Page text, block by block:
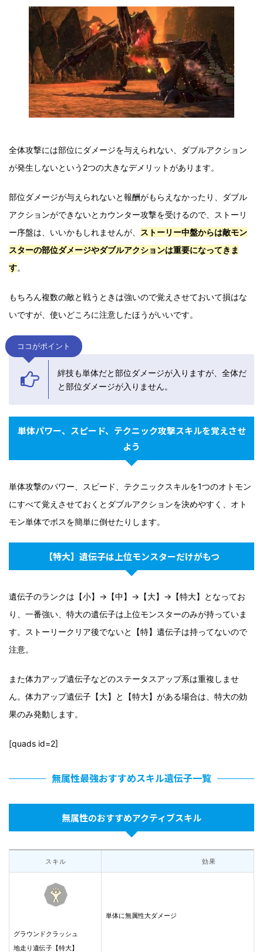
全体攻撃には部位にダメージを与えられない、ダブルアクション
が発生しないという2つの大きなデメリットがあります。
部位ダメージが与えられないと報酬がもらえなかったり、ダブル
アクションができないとカウンター攻撃を受けるので、ストーリ
ー序盤は、いいかもしれませんが、
ストーリー中盤からは敵モン
スターの部位ダメージやダブルアクションは重要になってきま
す。
もちろん複数の敵と戦うときは強いので覚えさせておいて損はな
いですが、使いどころに注意したほうがいいです。
ココがポイント
絆技も単体だと部位ダメージが入りますが、全体だ
と部位ダメージが入りません。
単体パワー、スピード、テクニック攻撃スキルを覚えさせ
よう
単体攻撃のパワー、スピード、テクニックスキルを1つのオトモン
にすべて覚えさせておくとダブルアクションを決めやすく、オト
モン単体でボスを簡単に倒せたりします。
【特大】遺伝子は上位モンスターだけがもつ
遺伝子のランクは【小】→【中】→【大】→【特大】となってお
り、一番強い、特大の遺伝子は上位モンスターのみが持っていま
す。ストーリークリア後でないと【特】遺伝子は持ってないので
注意。
また体力アップ遺伝子などのステータスアップ系は重複しませ
ん。体力アップ遺伝子【大】と【特大】がある場合は、特大の効
果のみ発動します。
[quads id=2]
無属性最強おすすめスキル遺伝子一覧
無属性のおすすめアクティブスキル
スキル 効果
グラウンドクラッシュ
地走り遺伝子【特大】
単体に無属性大ダメージ